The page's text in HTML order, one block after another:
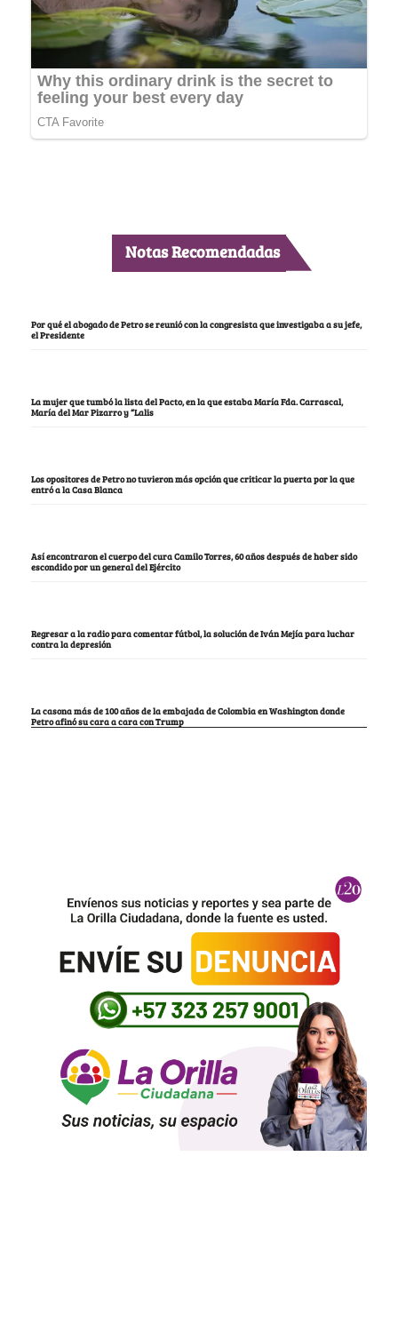
Notas Recomendadas
Por qué el abogado de Petro se reunió con la congresista que investigaba a su jefe,
el Presidente
La mujer que tumbó la lista del Pacto, en la que estaba María Fda. Carrascal,
María del Mar Pizarro y “Lalis
Los opositores de Petro no tuvieron más opción que criticar la puerta por la que
entró a la Casa Blanca
Así encontraron el cuerpo del cura Camilo Torres, 60 años después de haber sido
escondido por un general del Ejército
Regresar a la radio para comentar fútbol, la solución de Iván Mejía para luchar
contra la depresión
La casona más de 100 años de la embajada de Colombia en Washington donde
Petro afinó su cara a cara con Trump